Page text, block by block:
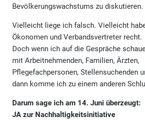
Bevölkerungswachstums zu diskutieren.
Vielleicht liege ich falsch. Vielleicht
Ökonomen und Verbandsvertreter recht.
Doch wenn ich auf die Gespräche
mit Arbeitnehmenden, Familien, Ärzten,
Pflegefachpersonen, Stellensuchenden
dann komme ich zu einem anderen
Darum sage ich am 14. Juni überzeugt:
JA zur Nachhaltigkeitsinitiative